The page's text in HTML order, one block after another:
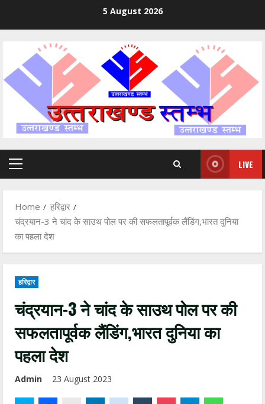
5 August 2026
Primary
LIVE
Home
हरिद्वार
चंद्रयान-3 ने चांद के साउथ पोल पर की सफलतापूर्वक लैंडिंग,भारत दुनिया
का पहला देश
हरिद्वार
चंद्रयान-3 ने चांद के साउथ पोल पर की
सफलतापूर्वक लैंडिंग,भारत दुनिया का
पहला देश
Admin 23 August 2023